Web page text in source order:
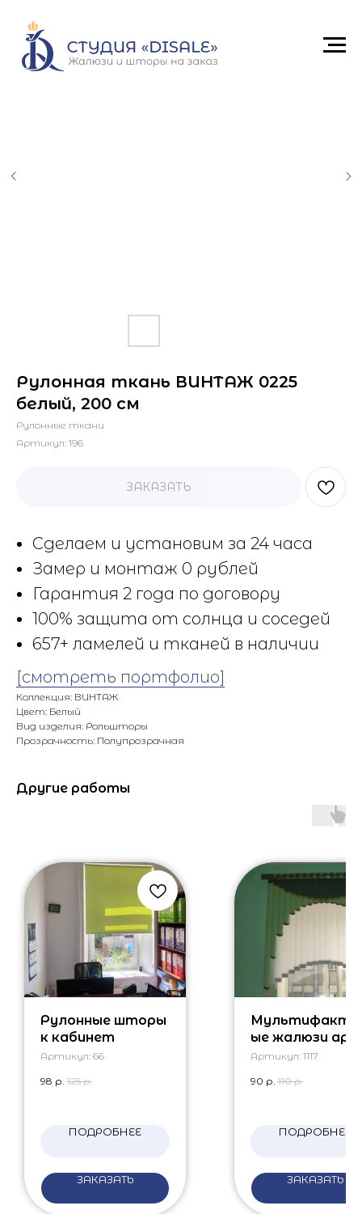
Рулонная ткань ВИНТАЖ 0225
белый, 200 см
Рулонные ткани
Артикул: 196
ЗАКАЗАТЬ
Сделаем и установим за 24 часа
Замер и монтаж 0 рублей
Гарантия 2 года по договору
100% защита от солнца и соседей
657+ ламелей и тканей в наличии
[смотреть портфолио]
Коллекция: ВИНТАЖ
Цвет: Белый
Вид изделия: Рольшторы
Прозрачность: Полупрозрачная
Другие работы
Рулонные шторы
к кабинет
Артикул: 66
98 р. 125 р.
ПОДРОБНЕЕ
ЗАКАЗАТЬ
ые жалюзи
Артикул: 1117
90 р. 110 р.
ПОДРОБНЕЕ
ЗАКАЗАТЬ